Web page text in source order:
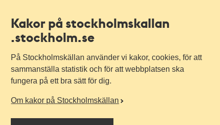
Kakor på stockholmskallan
.stockholm.se
På Stockholmskällan använder vi kakor, cookies, för att
sammanställa statistik och för att webbplatsen ska
fungera på ett bra sätt för dig.
Om kakor på Stockholmskällan